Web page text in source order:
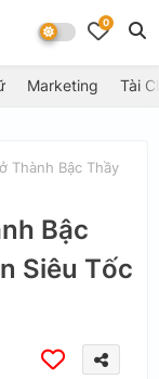
0
Marketing Tài
Thành Bậc Thầy
Bậc
Siêu Tốc